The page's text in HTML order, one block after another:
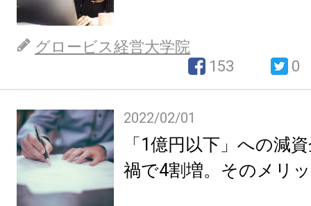
グロービス経営大学院
153
0
2022/02/01
「1億円以下」への減
禍で4割増。そのメリ